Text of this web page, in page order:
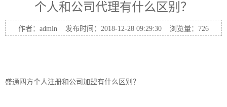
个人和公司代理有什么区别？
作者：admin 发布时间：2018-12-28 09:29:30 浏览量： 726
盛通四方个人注册和公司加盟有什么区别？